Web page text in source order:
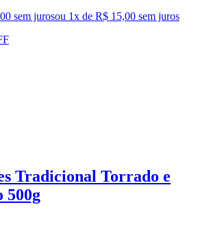
sem jurosou 1x de R$ 15,00 sem juros
Tradicional Torrado e
500g